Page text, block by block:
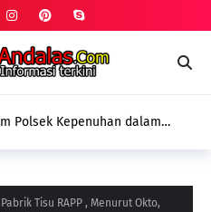
Polsek Kepenuhan dalam
Tisu RAPP , Menurut Okto,